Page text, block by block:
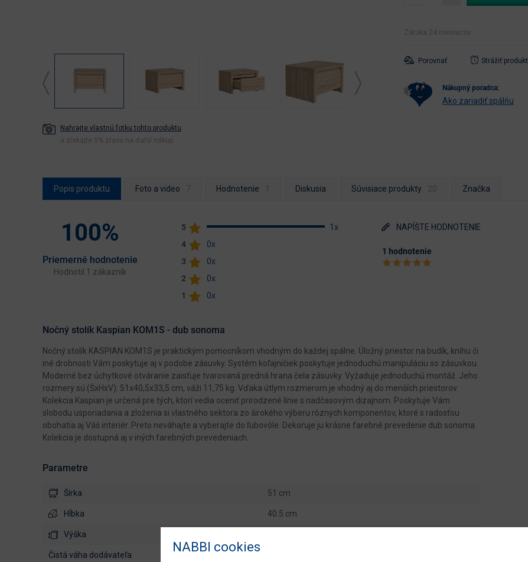
Nahrajte vlastnú fotku tohto produktu
a získajte 5% zľavu na ďaľší nákup
Záruka 24 mesiacov
Porovnať Strážiť produkt
nákupný poradca:
Ako zariadiť spálňu
Popis produktu Foto a video Hodnotenie Diskusia Súvisiace produkty Značka
100%
Priemerné hodnotenie
Hodnotil 1 zákazník
5
1x
4
0x
3
0x
2
0x
1
0x
NAPÍŠTE HODNOTENIE
1 hodnotenie
Nočný stolík Kaspian KOM1S - dub sonoma
Nočný stolík KASPIAN KOM1S je praktickým pomocníkom vhodným do každej spálne. Úložný priestor na budík, knihu či
iné drobnosti Vám poskytuje aj v podobe zásuvky. Systém koľajničiek poskytuje jednoduchú manipuláciu so zásuvkou.
Moderné bez úchytkové otváranie zaisťuje tvarovaná predná hrana čela zásuvky. Vyžaduje jednoduchú montáž. Jeho
rozmery sú (ŠxHxV): 51x40,5x33,5 cm, váži 11,75 kg. Vďaka útlym rozmerom je vhodný aj do menších priestorov.
Kolekcia Kaspian je určená pre tých, ktorí vedia oceniť prirodzené línie s nadčasovým dizajnom. Poskytuje Vám
slobodu usporiadania a zloženia si vlastného sektora zo širokého výberu rôznych komponentov, ktoré s radosťou
obohatia aj Váš interiér. Preto neváhajte a vyberajte do ľubovôle. Dekoruje ju krásne farebné prevedenie dub sonoma.
Kolekcia je dostupná aj v iných farebných prevedeniach.
Parametre
Šírka 51 cm
Hĺbka 40.5 cm
Výška
čistá váha dodávateľa
NABBI cookies